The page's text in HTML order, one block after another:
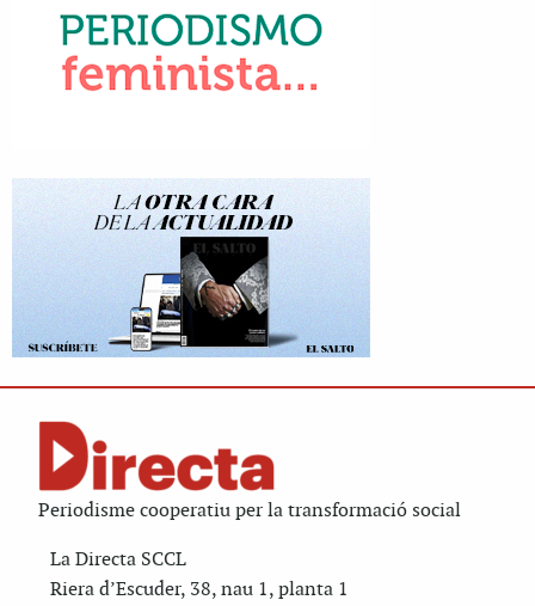
Periodisme cooperatiu per la transformació social
La Directa SCCL
Riera d’Escuder, 38, nau 1, planta 1